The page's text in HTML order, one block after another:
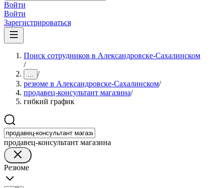
Войти
Войти
Зарегистрироваться
Поиск сотрудников в Александровске-Сахалинском
/
... /
резюме в Александровске-Сахалинском/
продавец-консультант магазина/
гибкий график
продавец-консультант магазина
Резюме